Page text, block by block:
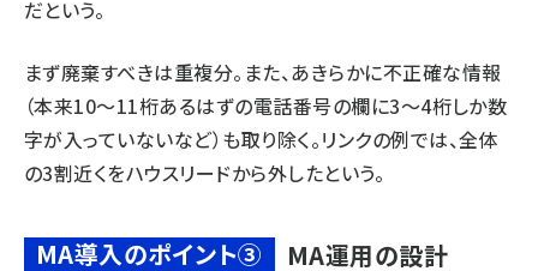
だという。
まず廃棄すべきは重複分。また、あきらかに不正確な情報
（本来10～11桁あるはずの電話番号の欄に3～4桁しか数
字が入っていないなど）も取り除く。リンクの例では、全体
の3割近くをハウスリードから外したという。
MA導入のポイント③ MA運用の設計